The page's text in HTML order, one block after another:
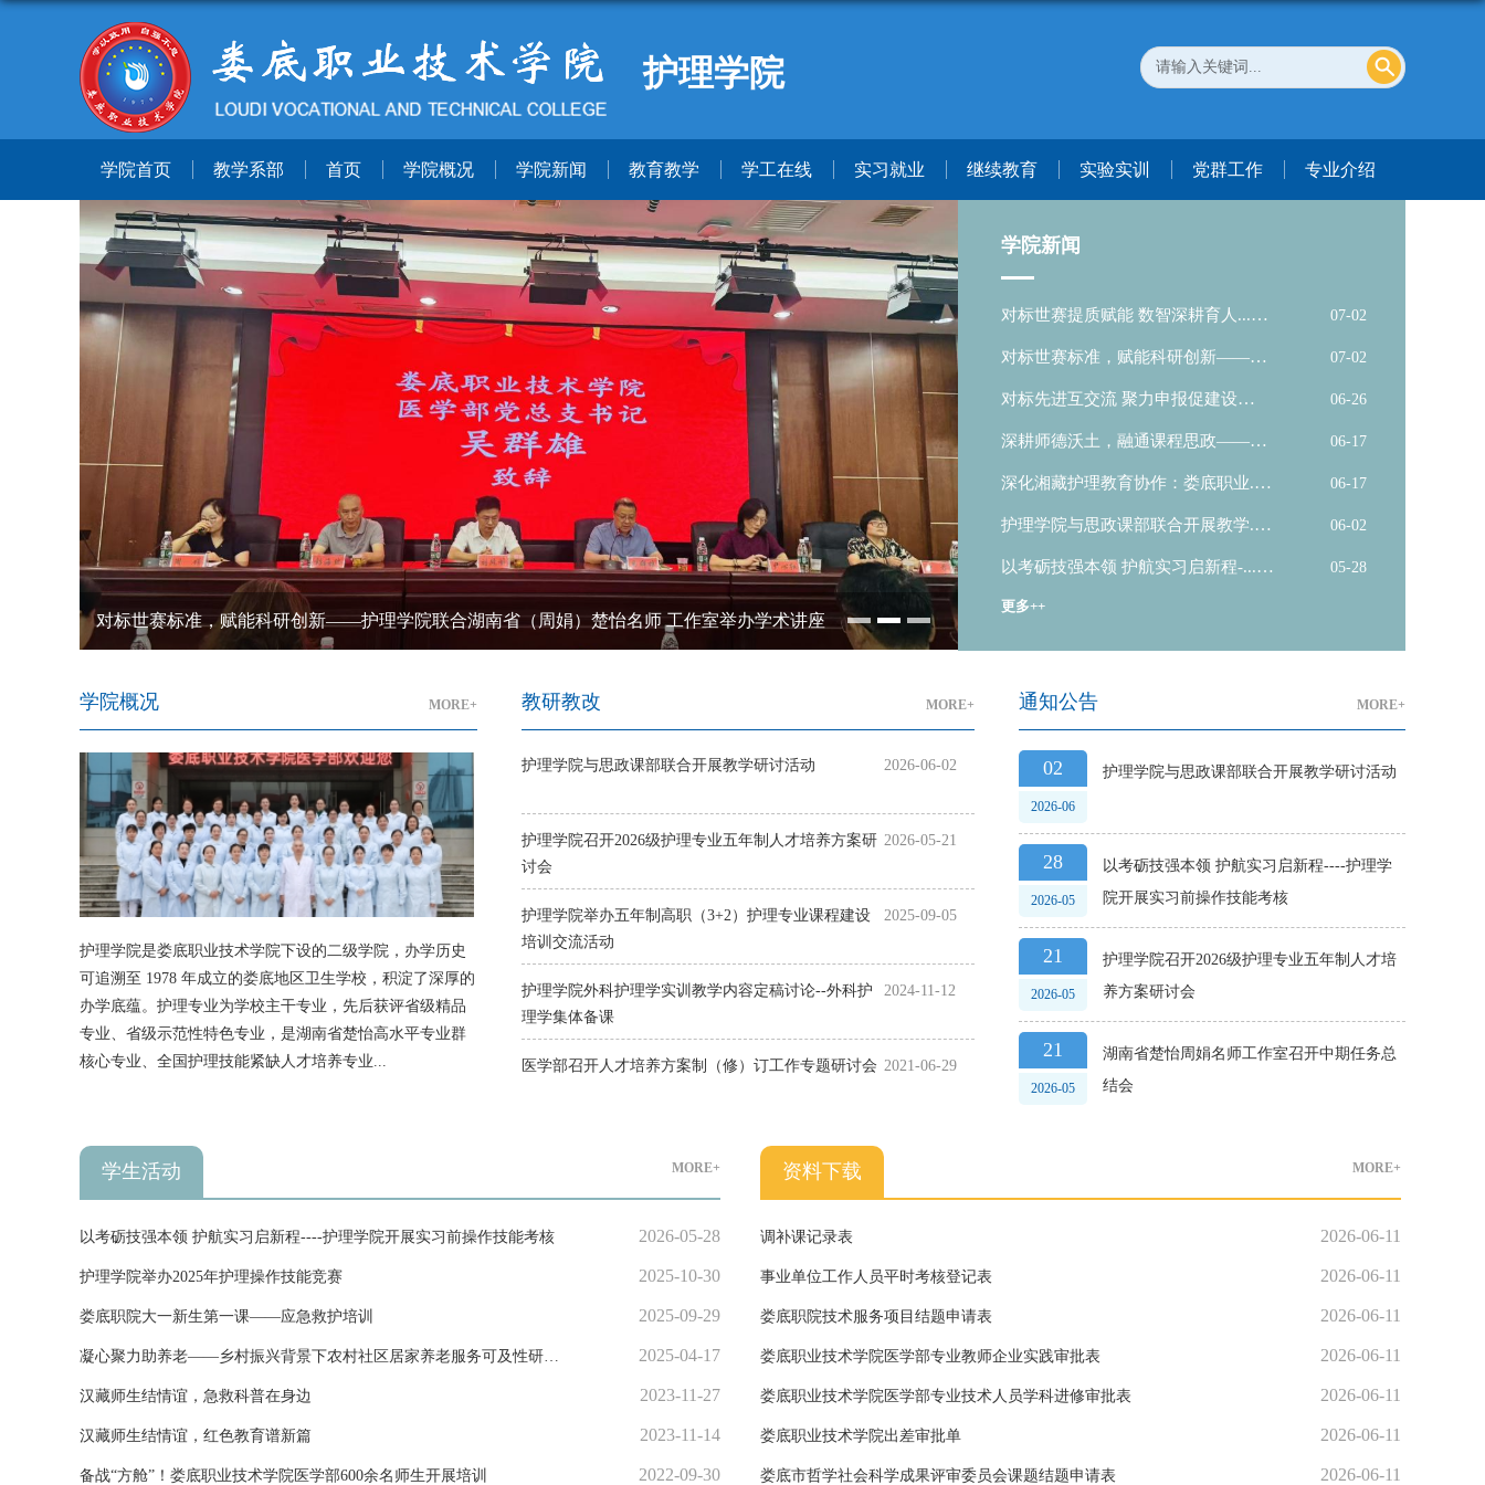
护理学院
学院首页 教学系部 首页 学院概况 学院新闻 教育教学 学工在线 实习就业 继续教育 实验实训 党群工作 专业介绍
对标世赛标准，赋能科研创新——护理学院联合湖南省（周娟）楚怡名师 工作室举办学术讲座
学院新闻
对标世赛提质赋能 数智深耕育人...
2026-07-02
07-02
对标世赛标准，赋能科研创新——
护... 2026-07-02
07-02
对标先进互交流 聚力申报促建设
2026-06-26
06-26
深耕师德沃土，融通课程思政——
湖... 2026-06-17
06-17
深化湘藏护理教育协作：娄底职业...
2026-06-17
06-17
护理学院与思政课部联合开展教学...
2026-06-02
06-02
以考砺技强本领 护航实习启新程-...
2026-05-28
05-28
更多++
学院概况 MORE+
护理学院是娄底职业技术学院下设的二级学院，办学历史
可追溯至 1978 年成立的娄底地区卫生学校，积淀了深厚的
办学底蕴。护理专业为学校主干专业，先后获评省级精品
专业、省级示范性特色专业，是湖南省楚怡高水平专业群
核心专业、全国护理技能紧缺人才培养专业...
教研教改 MORE+
护理学院与思政课部联合开展教学研讨活动 2026-06-02
护理学院召开2026级护理专业五年制人才培养方案研
讨会
2026-05-21
护理学院举办五年制高职（3+2）护理专业课程建设
培训交流活动
2025-09-05
护理学院外科护理学实训教学内容定稿讨论--外科护
理学集体备课
2024-11-12
医学部召开人才培养方案制（修）订工作专题研讨会 2021-06-29
通知公告 MORE+
02
2026-06
护理学院与思政课部联合开展教学研讨活动
28
2026-05
以考砺技强本领 护航实习启新程----护理学
院开展实习前操作技能考核
21
2026-05
护理学院召开2026级护理专业五年制人才培
养方案研讨会
21
2026-05
湖南省楚怡周娟名师工作室召开中期任务总
结会
学生活动 MORE+
以考砺技强本领 护航实习启新程----护理学院开展实习前操作技能考核 2026-05-28
护理学院举办2025年护理操作技能竞赛 2025-10-30
娄底职院大一新生第一课——应急救护培训 2025-09-29
凝心聚力助养老——乡村振兴背景下农村社区居家养老服务可及性研
究”团队开展养老实践调...
2025-04-17
汉藏师生结情谊，急救科普在身边 2023-11-27
汉藏师生结情谊，红色教育谱新篇 2023-11-14
备战“方舱”！娄底职业技术学院医学部600余名师生开展培训 2022-09-30
资料下载 MORE+
调补课记录表 2026-06-11
事业单位工作人员平时考核登记表 2026-06-11
娄底职院技术服务项目结题申请表 2026-06-11
娄底职业技术学院医学部专业教师企业实践审批表 2026-06-11
娄底职业技术学院医学部专业技术人员学科进修审批表 2026-06-11
娄底职业技术学院出差审批单 2026-06-11
娄底市哲学社会科学成果评审委员会课题结题申请表 2026-06-11